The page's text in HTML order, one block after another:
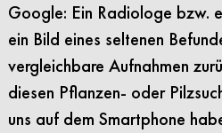
Google: Ein Radiologe bzw.
ein Bild eines seltenen
vergleichbare Aufnahmen
diesen Pflanzen- oder
uns auf dem Smartphone